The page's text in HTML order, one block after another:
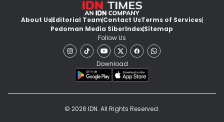
About UsEditorial TeamContact UsTerms of Services
Pedoman Media SiberIndexSitemap
Follow Us
Download
© 2026 IDN. All Rights Reserved.